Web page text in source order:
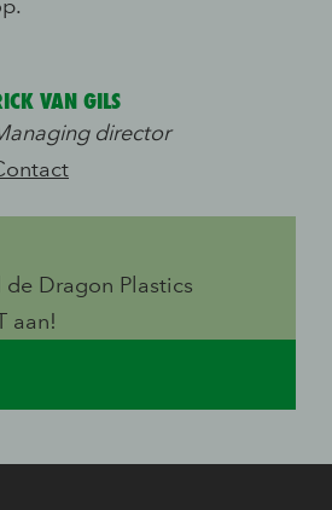
VAN GILS
director
Dragon Plastics
aan!